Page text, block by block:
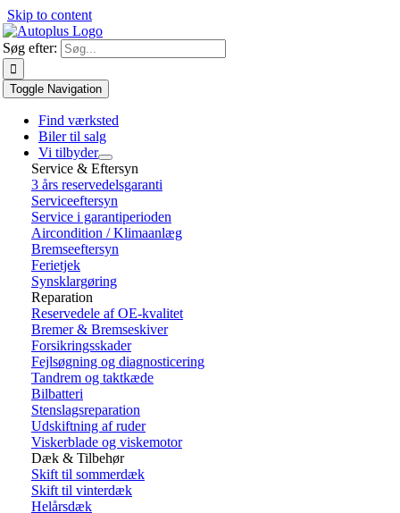
Skip to content
Søg efter:
Toggle Navigation
Find værksted
Biler til salg
Vi tilbyder
Service & Eftersyn
3 års reservedelsgaranti
Serviceeftersyn
Service i garantiperioden
Aircondition / Klimaanlæg
Bremseeftersyn
Ferietjek
Synsklargøring
Reparation
Reservedele af OE-kvalitet
Bremer & Bremseskiver
Forsikringsskader
Fejlsøgning og diagnosticering
Tandrem og taktkæde
Bilbatteri
Stenslagsreparation
Udskiftning af ruder
Viskerblade og viskemotor
Dæk & Tilbehør
Skift til sommerdæk
Skift til vinterdæk
Helårsdæk